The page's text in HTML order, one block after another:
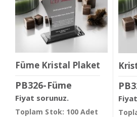
Füme Kristal Plaket
PB326-Füme
Fiyat sorunuz.
Toplam Stok: 100 Adet